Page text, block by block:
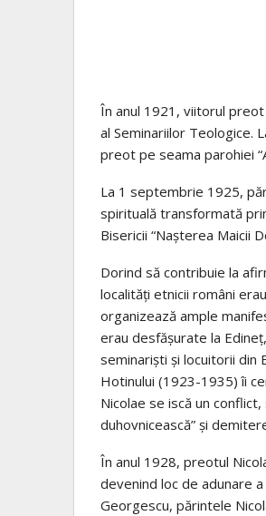
În anul 1921, viitorul
al Seminariilor Teologice.
preot pe seama parohiei
La 1 septembrie 1925,
spirituală transformată
Bisericii “Nașterea Maicii
Dorind să contribuie la
localități etnicii români
organizează ample
erau desfășurate la
seminariști și locuitorii din
Hotinului (1923-1935) îi
Nicolae se iscă un
duhovnicească” și
În anul 1928, preotul
devenind loc de adunare
Georgescu, părintele